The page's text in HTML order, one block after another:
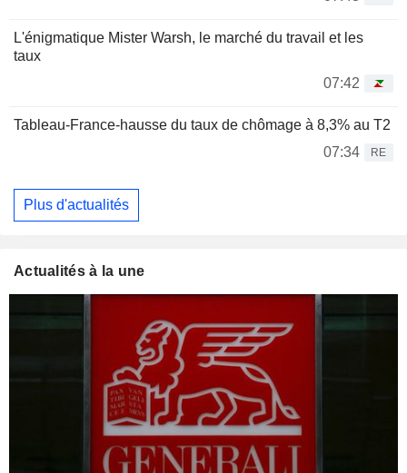
L'énigmatique Mister Warsh, le marché du travail et les
taux
07:42
Tableau-France-hausse du taux de chômage à 8,3% au T2
07:34
RE
Plus d'actualités
Actualités à la une